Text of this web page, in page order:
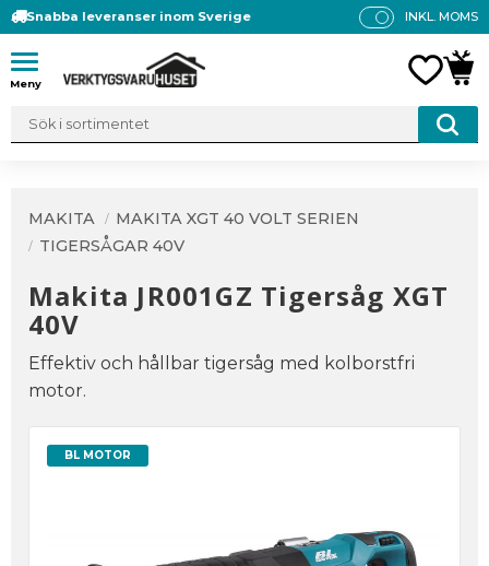
Meny
Snabba leveranser inom Sverige
P
INKL. MOMS
MAKITA
MAKITA XGT 40 VOLT SERIEN
TIGERSÅGAR 40V
Makita JR001GZ Tigersåg XGT
40V
Effektiv och hållbar tigersåg med kolborstfri
motor.
BL MOTOR